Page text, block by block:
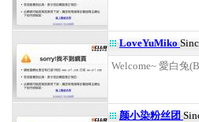
LoveYuMiko
Welcome~ 愛白兔
颜小染粉丝团